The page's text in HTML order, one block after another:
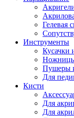
Гелевая
Инструменты
Кусачки
Пушеры
Для
Кисти
Для
Для